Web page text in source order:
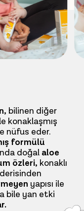
bilinen diğer
konaklaşmış
nüfus eder.
formülü
doğal aloe
özleri, konaklı
yapısı ile
bile yan etki